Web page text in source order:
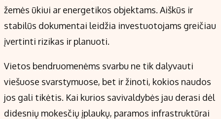
žemės ūkiui ar energetikos objektams. Aiškūs ir
stabilūs dokumentai leidžia investuotojams greičiau
įvertinti rizikas ir planuoti.
Vietos bendruomenėms svarbu ne tik dalyvauti
viešuose svarstymuose, bet ir žinoti, kokios naudos
jos gali tikėtis. Kai kurios savivaldybės jau derasi dėl
didesnių mokesčių įplaukų, paramos infrastruktūrai